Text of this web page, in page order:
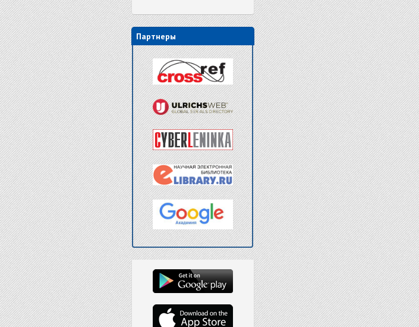
Партнеры